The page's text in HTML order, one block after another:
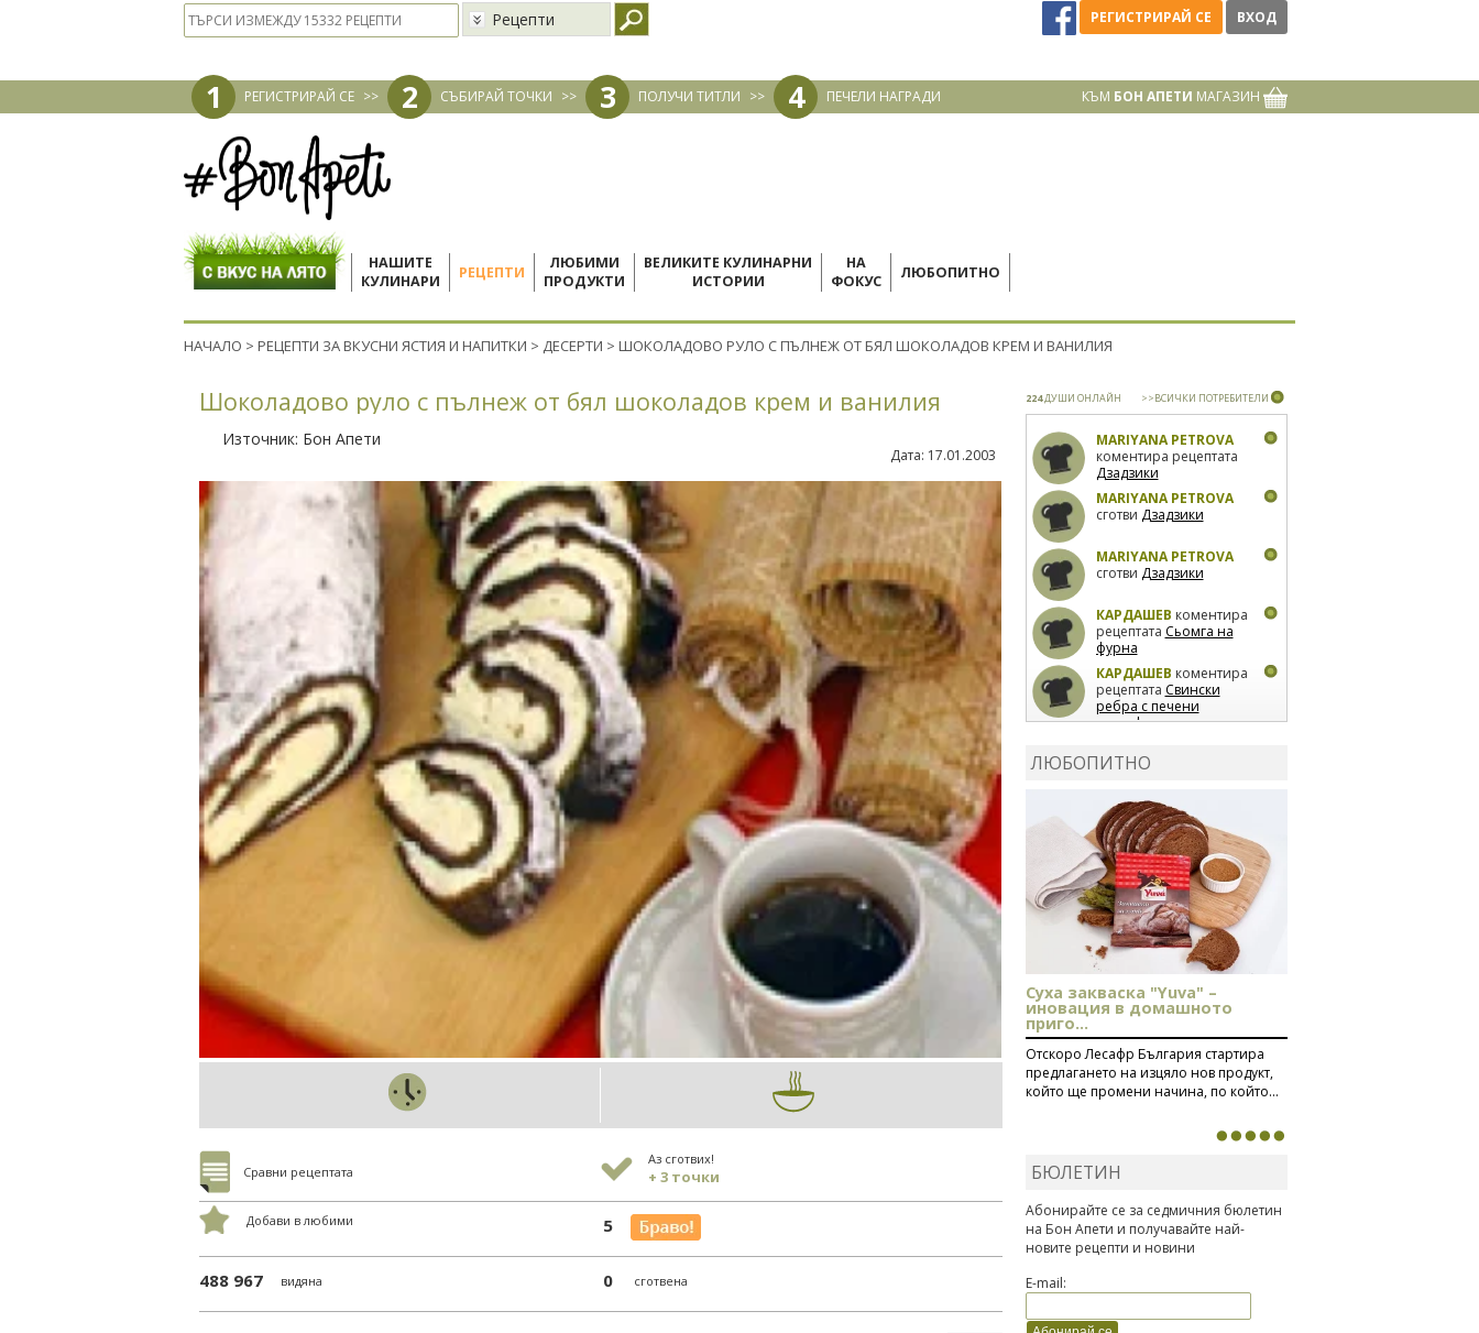
Рецепти РЕГИСТРИРАЙ СЕ ВХОД
1 РЕГИСТРИРАЙ СЕ >> 2 СЪБИРАЙ ТОЧКИ >> 3 ПОЛУЧИ ТИТЛИ >> 4 ПЕЧЕЛИ НАГРАДИ КЪМ БОН АПЕТИ МАГАЗИН
НАШИТЕ
КУЛИНАРИ
РЕЦЕПТИ
ЛЮБИМИ
ПРОДУКТИ
ВЕЛИКИТЕ КУЛИНАРНИ
ИСТОРИИ
НА
ФОКУС
ЛЮБОПИТНО
НАЧАЛО > РЕЦЕПТИ ЗА ВКУСНИ ЯСТИЯ И НАПИТКИ > ДЕСЕРТИ > ШОКОЛАДОВО РУЛО С ПЪЛНЕЖ ОТ БЯЛ ШОКОЛАДОВ КРЕМ И ВАНИЛИЯ
Шоколадово руло с пълнеж от бял шоколадов крем и ванилия
Източник: Бон Апети
Дата: 17.01.2003
Сравни рецептата
Аз сготвих!
+ 3 точки
Добави в любими 5
488 967 видяна 0 сготвена
224ДУШИ ОНЛАЙН >>ВСИЧКИ ПОТРЕБИТЕЛИ
MARIYANA PETROVA
коментира рецептата
Дзадзики
MARIYANA PETROVA
сготви Дзадзики
MARIYANA PETROVA
сготви Дзадзики
КАРДАШЕВ коментира
рецептата Сьомга на
фурна
КАРДАШЕВ коментира
рецептата Свински
ребра с печени
картофи
лимон
коментира рецептата
Киноа със зеленчуци
ЛЮБОПИТНО
Суха закваска "Yuva" –
иновация в домашното
приго...
Отскоро Лесафр България стартира
предлагането на изцяло нов продукт,
който ще промени начина, по който...
БЮЛЕТИН
Абонирайте се за седмичния бюлетин
на Бон Апети и получавайте най-
новите рецепти и новини
E-mail: